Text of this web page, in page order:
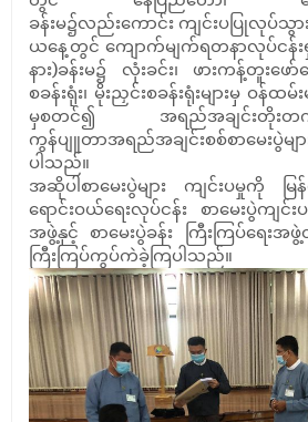
ခန်းမ၌လည်းကောင်း ကျင်းပပြုလုပ်သွ
ယနေ့တွင် ကျောက်မျက်ရတနာလုပ်ငန်းရှ
နား)ခန်းမ၌ လုံးခင်း၊ ဖားကန့်တူးဖော်ရ
စခန်းရုံး၊ မိုးညှင်းစခန်းရုံးများမှ ဝန်ထ
မှစတင်၍ အရည်အချင်းတိုးတက်မြင့်
ကွန်ပျူတာအရည်အချင်းစစ်စာမေး
ပါသည်။
အဆိုပါစာမေးပွဲများ ကျင်းပမှုကို မြ
ရောင်းဝယ်ရေးလုပ်ငန်း စာမေးပွဲကျင်
အဖွဲ့နှင့် စာမေးပွဲခန်း ကြီးကြပ်ရေး
ကြီးကြပ်ကွပ်ကဲခဲ့ကြပါသည်။